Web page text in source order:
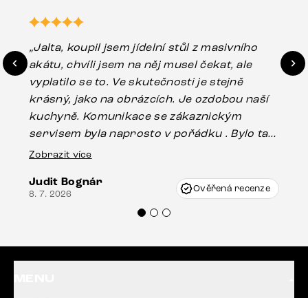
„Jalta, koupil jsem jídelní stůl z masivního
akátu, chvíli jsem na něj musel čekat, ale
vyplatilo se to. Ve skutečnosti je stejně
krásný, jako na obrázcích. Je ozdobou naší
kuchyně. Komunikace se zákaznickým
servisem byla naprosto v pořádku . Bylo tam
drobné poškození u nohy stolu, které mohlo
Vincze mi velmi korektně vyšli vstříc.
Doporučuji produkty Delife všem.“
Zobrazit více
Judit Bognár
8. 7. 2026 Ověřená recenze